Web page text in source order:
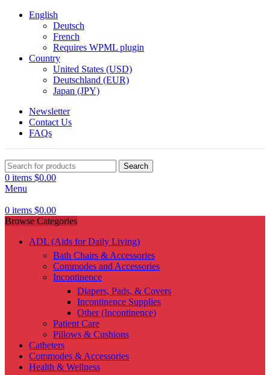
English
Deutsch
French
Requires WPML plugin
Country
United States (USD)
Deutschland (EUR)
Japan (JPY)
Newsletter
Contact Us
FAQs
Search
0 items $0.00
Menu
0 items $0.00
Browse Categories
ADL (Aids for Daily Living)
Bath Chairs & Accessories
Commodes and Accessories
Incontinence
Diapers, Pads, & Covers
Incontinence Supplies
Other (Incontinence)
Patient Care
Pillows & Cushions
Catheters
Commodes & Accessories
Health & Wellness